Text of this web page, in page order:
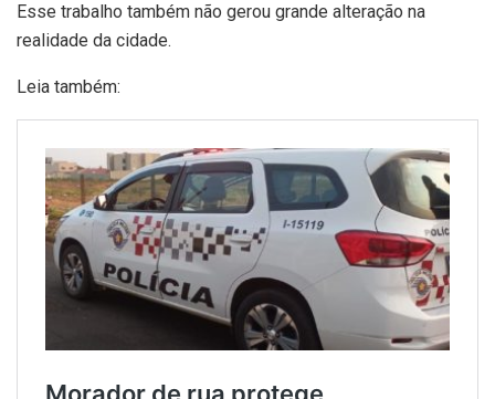
Esse trabalho também não gerou grande alteração na
realidade da cidade.
Leia também: